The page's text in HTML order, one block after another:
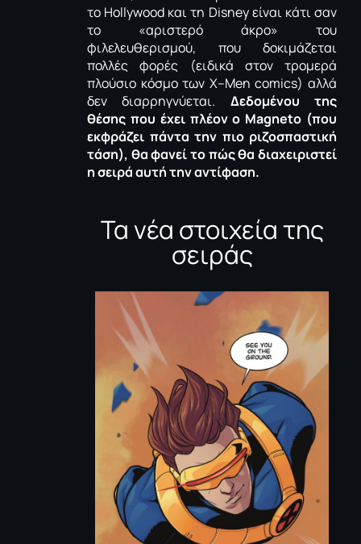
το Hollywood και τη Disneyείναι κάτι σαν
το «αριστερό άκρο» του
φιλελευθερισμού, που δοκιμάζεται
πολλές φορές (ειδικά στον τρομερά
πλούσιο κόσμο των X–Men comics) αλλά
δεν διαρρηγνύεται. Δεδομένου της
θέσης που έχει πλέον ο Magneto (που
εκφράζει πάντα την πιο ριζοσπαστική
τάση), θα φανεί το πώς θα διαχειριστεί
η σειρά αυτή την αντίφαση.
Τα νέα στοιχεία της
σειράς